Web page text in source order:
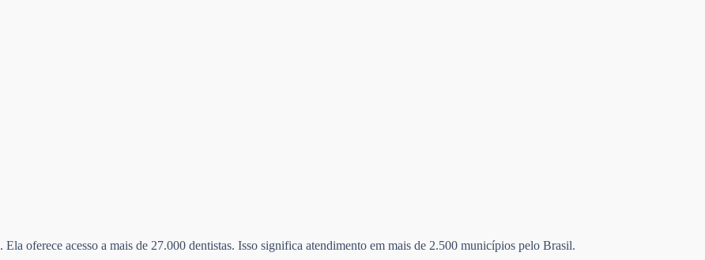
. Ela oferece acesso a mais de 27.000 dentistas. Isso significa atendimento em mais de 2.500 municípios pelo Brasil.